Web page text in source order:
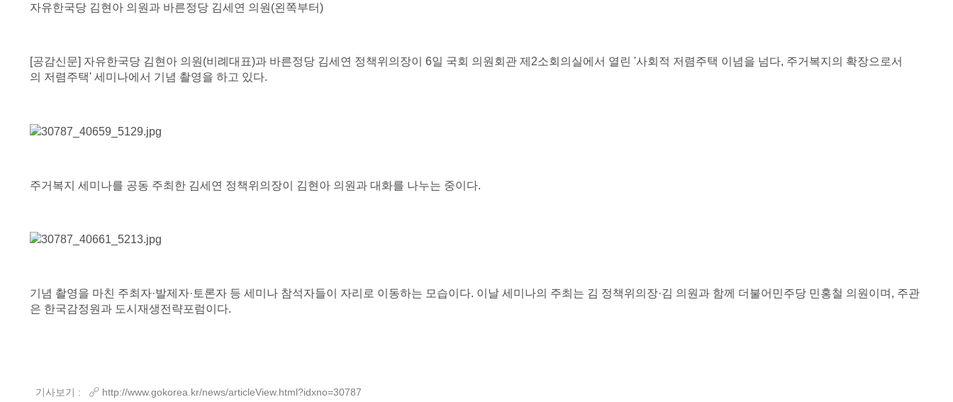
자유한국당 김현아 의원과 바른정당 김세연 의원(왼쪽부터)
[공감신문] 자유한국당 김현아 의원(비례대표)과 바른정당 김세연 정책위의장이 6일 국회 의원회관 제2소회의실에서 열린 '사회적 저렴주택 이념을 넘다, 주거복지의 확장으로서
의 저렴주택' 세미나에서 기념 촬영을 하고 있다.
주거복지 세미나를 공동 주최한 김세연 정책위의장이 김현아 의원과 대화를 나누는 중이다.
기념 촬영을 마친 주최자·발제자·토론자 등 세미나 참석자들이 자리로 이동하는 모습이다. 이날 세미나의 주최는 김 정책위의장·김 의원과 함께 더불어민주당 민홍철 의원이며, 주관
은 한국감정원과 도시재생전략포럼이다.
기사보기 : http://www.gokorea.kr/news/articleView.html?idxno=30787